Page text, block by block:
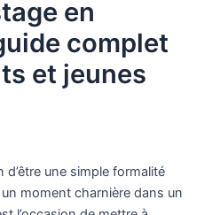
en
complet
et jeunes
une simple formalité
moment charnière dans un